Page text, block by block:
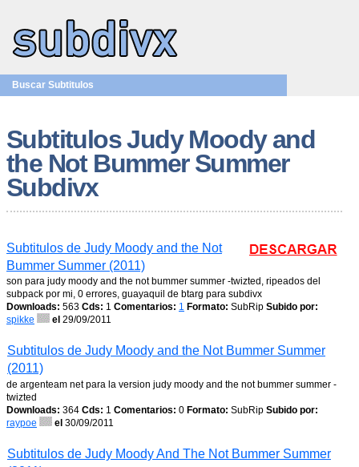
Buscar Subtitulos
Subtitulos Judy Moody and
the Not Bummer Summer
Subdivx
Subtitulos de Judy Moody and the Not
Bummer Summer (2011)
son para judy moody and the not bummer summer -twizted, ripeados del
subpack por mi, 0 errores, guayaquil de btarg para subdivx
Downloads: 563 Cds: 1 Comentarios: 1 Formato: SubRip Subido por:
spikke
el 29/09/2011
Subtitulos de Judy Moody and the Not Bummer Summer
(2011)
de argenteam net para la version judy moody and the not bummer summer -
twizted
Downloads: 364 Cds: 1 Comentarios: 0 Formato: SubRip Subido por:
raypoe
el 30/09/2011
Subtitulos de Judy Moody And The Not Bummer Summer